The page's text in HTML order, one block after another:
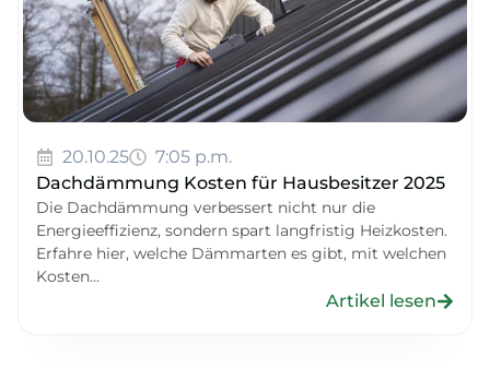
20.10.25
7:05 p.m.
Dachdämmung Kosten für Hausbesitzer 2025
Die Dachdämmung verbessert nicht nur die
Energieeffizienz, sondern spart langfristig Heizkosten.
Erfahre hier, welche Dämmarten es gibt, mit welchen
Kosten...
Artikel lesen